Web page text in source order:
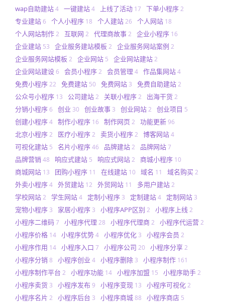
wap自助建站4 一键建站4 上线了活动 17 下单小程序2
专业建站6 个人小程序 18 个人建站26 个人网站 18
个人网站制作2 互联网 2 代理商故事2 企业小程序 16
企业建站 53 企业服务建站模板 2 企业服务网站案例 2
企业服务网站模板 2 企业网站 5 企业网站建站2
企业网站建设6 会员小程序2 会员管理 4 作品集网站4
免费小程序22 免费建站 50 免费网站 3 免费自助建站2
公众号小程序 13 公司建站2 关联小程序2 出海干货2
分销小程序6 创业 30 创业故事 3 创业网站2 创业项目 5
创建小程序4 制作小程序 16 制作网页 2 功能更新96
北京小程序2 医疗小程序2 卖货小程序2 博客网站4
可视化建站 5 名片小程序46 品牌建站2 品牌网站7
品牌营销 48 响应式建站 5 响应式网站2 商城小程序 10
商城网站 13 团购小程序 11 在线建站 10 域名 11 域名购买2
外卖小程序4 外贸建站 12 外贸网站 11 多用户建站2
学校网站2 学生网站4 定制小程序 3 定制建站4 定制网站 3
宠物小程序 3 家居小程序 3 小程序APP区别 2 小程序上线 2
小程序二维码7 小程序代理 28 小程序代理商2 小程序代运营2
小程序价格 14 小程序优势4 小程序优化 3 小程序会员 2
小程序作用 14 小程序入口 7 小程序公司 20 小程序分享2
小程序分销 8 小程序创业 4 小程序删除 3 小程序制作 161
小程序制作平台 2 小程序功能 14 小程序加盟 15 小程序助手2
小程序卖货 3 小程序发布9 小程序变现 13 小程序可视化2
小程序名片 2 小程序后台 3 小程序商城88 小程序商店 5